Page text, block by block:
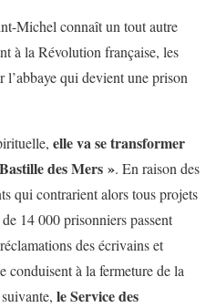
Michel connaît un tout autre
à la Révolution française, les
l’abbaye qui devient une prison
elle va se transformer
des Mers ». En raison des
qui contrarient alors tous projets
14 000 prisonniers passent
des écrivains et
conduisent à la fermeture de la
le Service des